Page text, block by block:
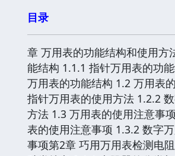
目录
章 万用表的功能结构和使用方
能结构 1.1.1 指针万用表的功
万用表的功能结构 1.2 万用表
指针万用表的使用方法 1.2.2
方法 1.3 万用表的使用注意事
表的使用注意事项 1.3.2 数字
事项第2章 巧用万用表检测电